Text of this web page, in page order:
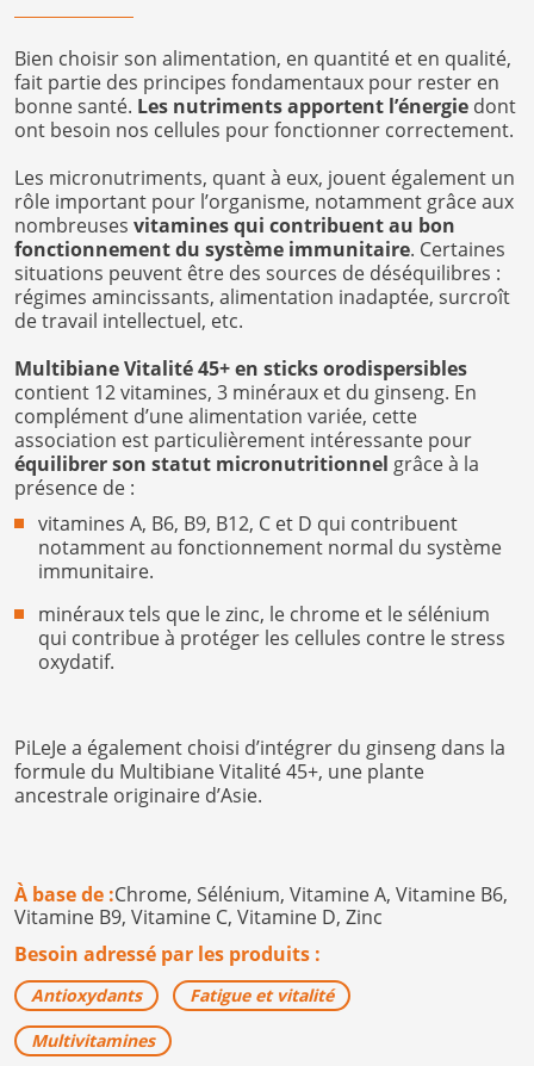
Bien choisir son alimentation, en quantité et en qualité,
fait partie des principes fondamentaux pour rester en
bonne santé. Les nutriments apportent l’énergie dont
ont besoin nos cellules pour fonctionner correctement.
Les micronutriments, quant à eux, jouent également un
rôle important pour l’organisme, notamment grâce aux
nombreuses vitamines qui contribuent au bon
fonctionnement du système immunitaire. Certaines
situations peuvent être des sources de déséquilibres :
régimes amincissants, alimentation inadaptée, surcroît
de travail intellectuel, etc.
Multibiane Vitalité 45+ en sticks orodispersibles
contient 12 vitamines, 3 minéraux et du ginseng. En
complément d’une alimentation variée, cette
association est particulièrement intéressante pour
équilibrer son statut micronutritionnel grâce à la
présence de :
vitamines A, B6, B9, B12, C et D qui contribuent
notamment au fonctionnement normal du système
immunitaire.
minéraux tels que le zinc, le chrome et le sélénium
qui contribue à protéger les cellules contre le stress
oxydatif.
PiLeJe a également choisi d’intégrer du ginseng dans la
formule du Multibiane Vitalité 45+, une plante
ancestrale originaire d’Asie.
À base de :Chrome, Sélénium, Vitamine A, Vitamine B6,
Vitamine B9, Vitamine C, Vitamine D, Zinc
Besoin adressé par les produits :
Antioxydants
Fatigue et vitalité
Multivitamines